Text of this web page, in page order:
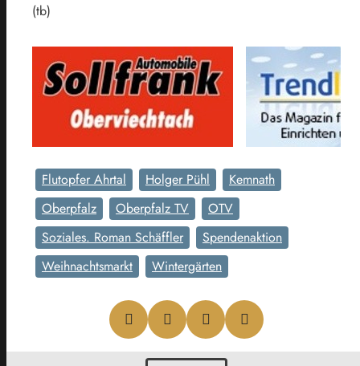
(tb)
Flutopfer Ahrtal Holger Pühl
Kemnath
Oberpfalz
Oberpfalz TV
OTV
Soziales. Roman Schäffler
Spendenaktion
Weihnachtsmarkt
Wintergärten